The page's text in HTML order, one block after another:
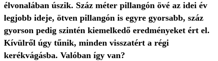
élvonalában úszik. Száz méter pillangón övé az idei év
legjobb ideje, ötven pillangón is egyre gyorsabb, száz
gyorson pedig szintén kiemelkedő eredményeket ért el.
Kívülről úgy tűnik, minden visszatért a régi
kerékvágásba. Valóban így van?